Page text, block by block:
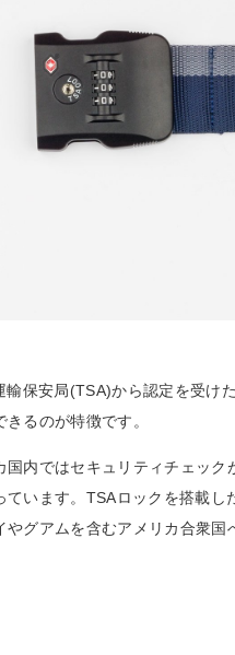
保安局(TSA)から認定を受け
るのが特徴です。
国内ではセキュリティチェッ
ています。TSAロックを搭載
グアムを含むアメリカ合衆国